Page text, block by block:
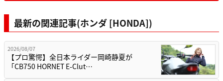
最新の関連記事(ホンダ [HONDA])
2026/08/07
【プロ驚愕】全日本ライダー岡崎静夏が
「CB750 HORNET E-Clut…